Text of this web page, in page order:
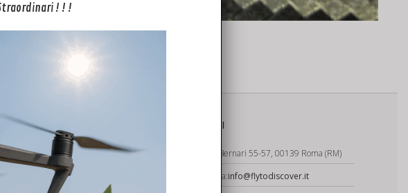
– Centro Assistenza dji
SUPPORTO
Account
Il Tuo Carrello
CONTATTI
Via Carlo Bernari 55-57, 00139 Roma (RM)
Segreteria:info@flytodiscover.it
! ! !